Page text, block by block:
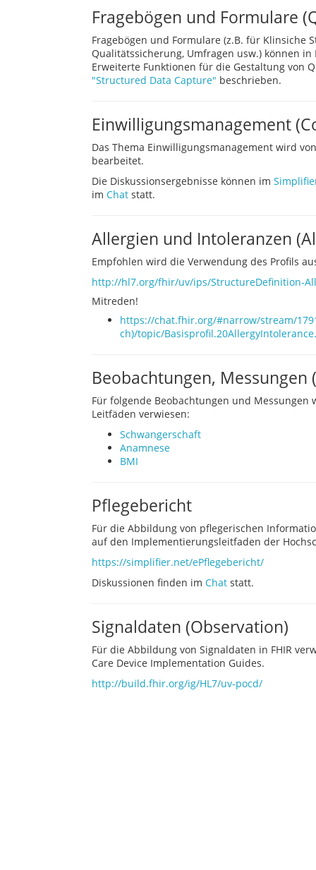
Fragebögen und Formulare
Fragebögen und Formulare (z.B. für Klinsiche
Qualitätssicherung, Umfragen usw.) können in
Erweiterte Funktionen für die Gestaltung von
"Structured Data Capture" beschrieben.
Einwilligungsmanagement
Das Thema Einwilligungsmanagement wird
bearbeitet.
Die Diskussionsergebnisse können im
im Chat statt.
Allergien und Intoleranzen
Empfohlen wird die Verwendung des Profils
http://hl7.org/fhir/uv/ips/StructureDefinition-
Mitreden!
https://chat.fhir.org/#narrow/stream/
ch)/topic/
Beobachtungen, Messungen
Für folgende Beobachtungen und
Leitfäden verwiesen:
Schwangerschaft
Anamnese
BMI
Pflegebericht
Für die Abbildung von pflegerischen
auf den Implementierungsleitfaden der
https://simplifier.net/ePflegebericht/
Diskussionen finden im Chat statt.
Signaldaten (Observation)
Für die Abbildung von Signaldaten in FHIR
Care Device Implementation Guides.
http://build.fhir.org/ig/HL7/uv-pocd/